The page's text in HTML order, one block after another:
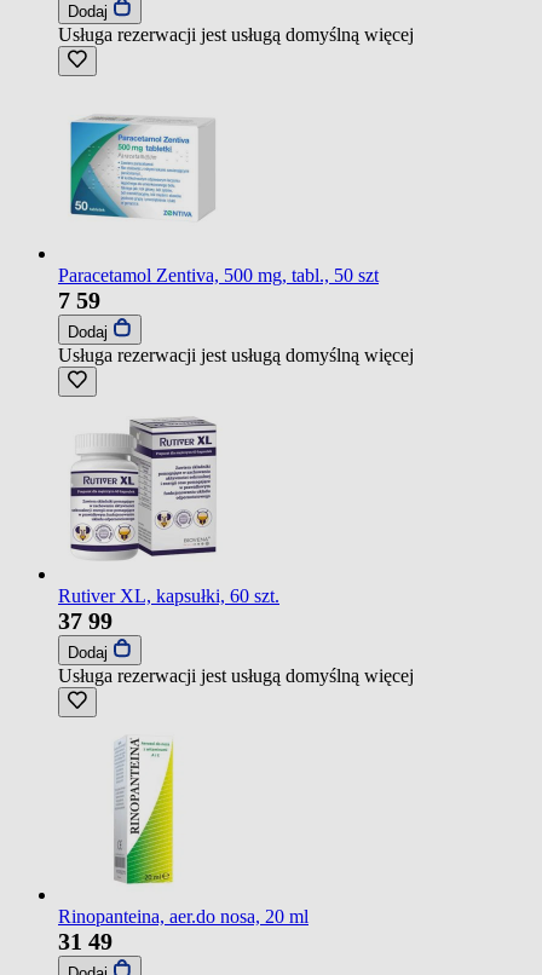
Dodaj
Usługa rezerwacji jest usługą domyślną więcej
Paracetamol Zentiva, 500 mg, tabl., 50 szt
7 59
Dodaj
Usługa rezerwacji jest usługą domyślną więcej
Rutiver XL, kapsułki, 60 szt.
37 99
Dodaj
Usługa rezerwacji jest usługą domyślną więcej
Rinopanteina, aer.do nosa, 20 ml
31 49